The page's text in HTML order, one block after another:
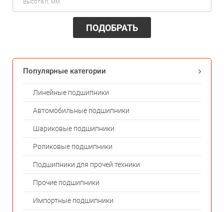
ПОДОБРАТЬ
Популярные категории
Линейные подшипники
Автомобильные подшипники
Шариковые подшипники
Роликовые подшипники
Подшипники для прочей техники
Прочие подшипники
Импортные подшипники